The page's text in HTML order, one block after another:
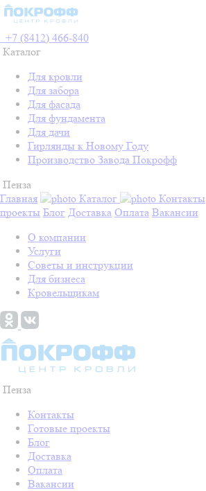
+7 (8412) 466-840
Каталог
Для кровли
Для забора
Для фасада
Для фундамента
Для дачи
Гирлянды к Новому Году
Производство Завода Покрофф
Пенза
Главная
Каталог Контакты
проекты Блог Доставка Оплата Вакансии
О компании
Услуги
Советы и инструкции
Для бизнеса
Кровельщикам
Пенза
Контакты
Готовые проекты
Блог
Доставка
Оплата
Вакансии